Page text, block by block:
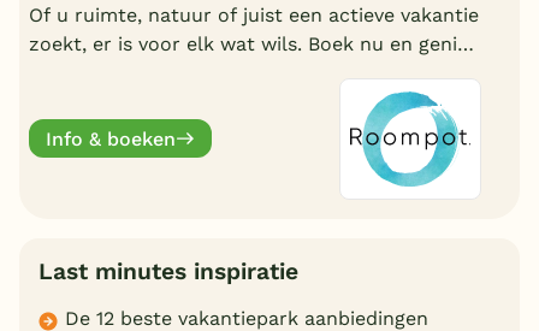
Of u ruimte, natuur of juist een actieve vakantie
zoekt, er is voor elk wat wils. Boek nu en geniet
Info & boeken
Last minutes inspiratie
De 12 beste vakantiepark aanbiedingen